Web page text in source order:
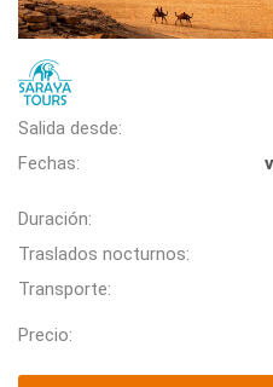
Salida desde:
Fechas:
Duración:
Traslados nocturnos:
Transporte:
Precio: